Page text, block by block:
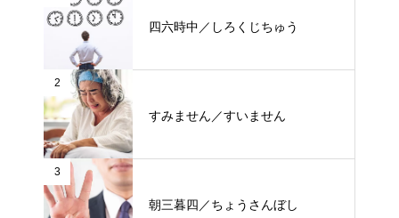
四六時中／しろくじちゅう
2
すみません／すいません
3
朝三暮四／ちょうさんぼし